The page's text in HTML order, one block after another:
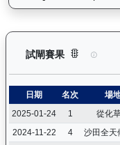
試閘賽果 背背
日期 名次 場
2025-01-24
1 從化
2024-11-22
4 沙田全天